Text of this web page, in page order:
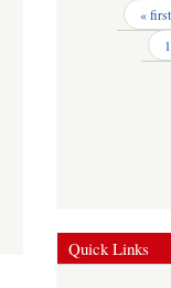
Pages « first
1
Quick Links